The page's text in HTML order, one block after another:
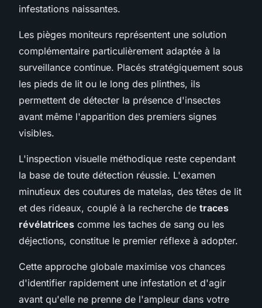
infestations naissantes.
Les pièges moniteurs représentent une solution
complémentaire particulièrement adaptée à la
surveillance continue. Placés stratégiquement sous
les pieds de lit ou le long des plinthes, ils
permettent de détecter la présence d'insectes
avant même l'apparition des premiers signes
visibles.
L'inspection visuelle méthodique reste cependant
la base de toute détection réussie. L'examen
minutieux des coutures de matelas, des têtes de lit
et des rideaux, couplé à la recherche de traces
révélatrices comme les taches de sang ou les
déjections, constitue le premier réflexe à adopter.
Cette approche globale maximise vos chances
d'identifier rapidement une infestation et d'agir
avant qu'elle ne prenne de l'ampleur dans votre